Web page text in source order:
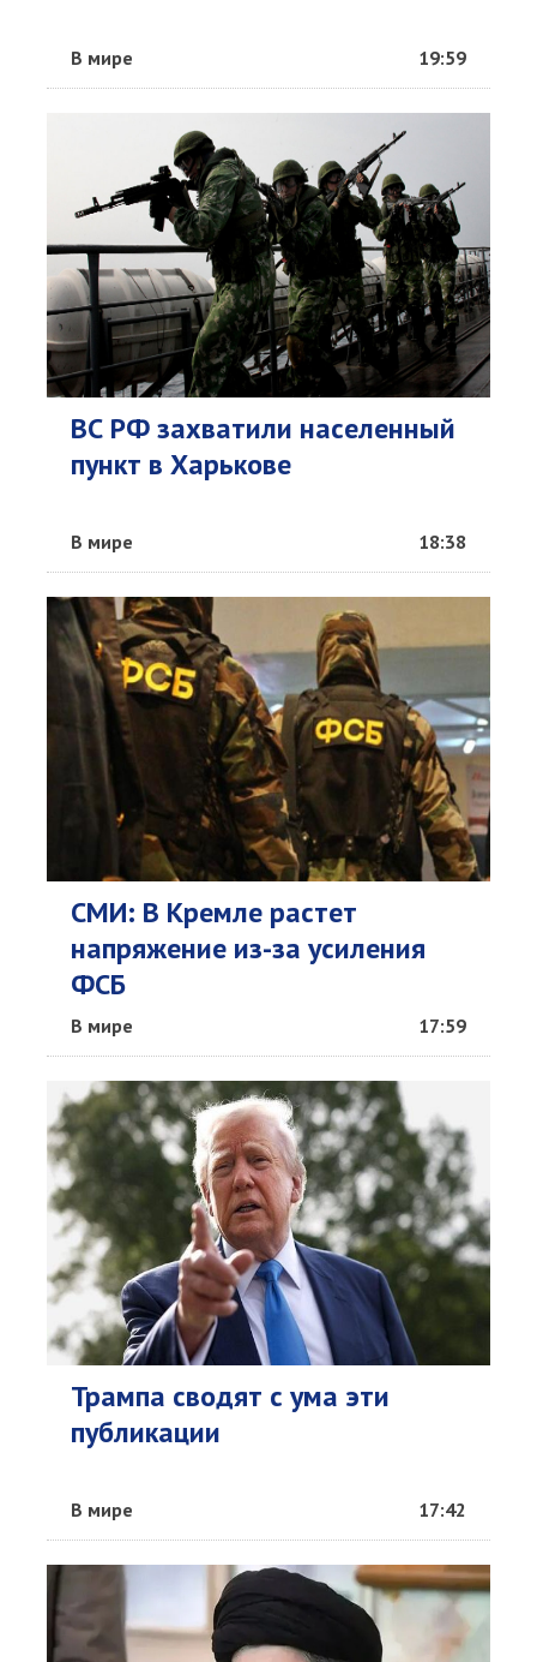
В мире 19:59
ВС РФ захватили населенный
пункт в Харькове
В мире 18:38
СМИ: В Кремле растет
напряжение из-за усиления
ФСБ
В мире 17:59
Трампа сводят с ума эти
публикации
В мире 17:42